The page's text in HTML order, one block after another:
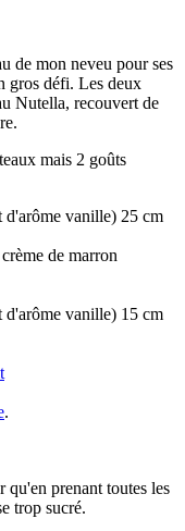
de mon neveu pour ses
gros défi. Les deux
Nutella, recouvert de
mais 2 goûts
d'arôme vanille) 25 cm
de marron
d'arôme vanille) 15 cm
.
qu'en prenant toutes les
trop sucré.